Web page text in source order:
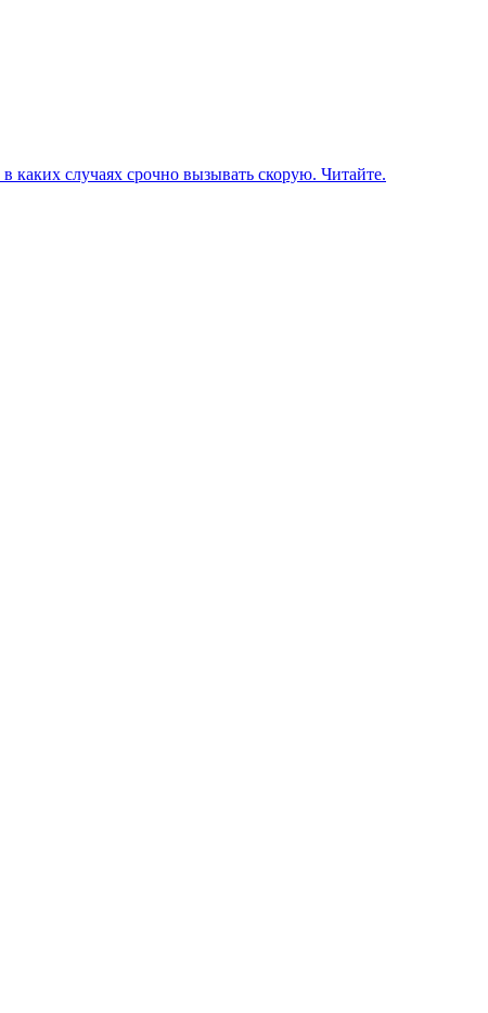
случаях срочно вызывать скорую. Читайте.